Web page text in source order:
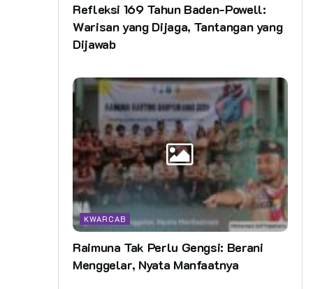
Refleksi 169 Tahun Baden-Powell:
Warisan yang Dijaga, Tantangan yang
Dijawab
KWARCAB
Raimuna Tak Perlu Gengsi: Berani
Menggelar, Nyata Manfaatnya